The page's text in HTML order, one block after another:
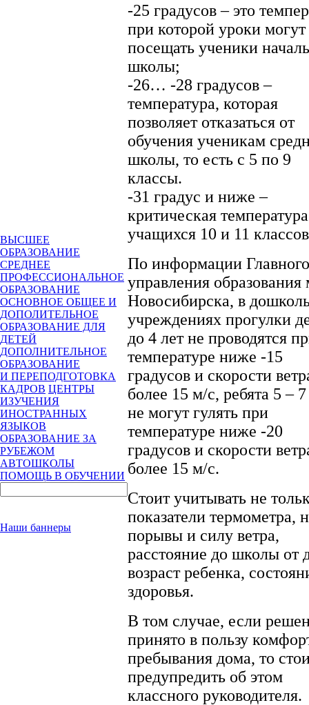
ВЫСШЕЕ
ОБРАЗОВАНИЕ
СРЕДНЕЕ
ПРОФЕССИОНАЛЬНОЕ
ОБРАЗОВАНИЕ
ОСНОВНОЕ ОБЩЕЕ И
ДОПОЛИТЕЛЬНОЕ
ОБРАЗОВАНИЕ ДЛЯ
ДЕТЕЙ
ДОПОЛНИТЕЛЬНОЕ
ОБРАЗОВАНИЕ
И ПЕРЕПОДГОТОВКА
КАДРОВ ЦЕНТРЫ
ИЗУЧЕНИЯ
ИНОСТРАННЫХ
ЯЗЫКОВ
ОБРАЗОВАНИЕ ЗА
РУБЕЖОМ
АВТОШКОЛЫ
ПОМОЩЬ В ОБУЧЕНИИ
Наши баннеры
-25 градусов – это
при которой уроки могут
посещать ученики
школы;
-26… -28 градусов –
температура, которая
позволяет отказаться от
обучения ученикам
школы, то есть с 5 по 9
классы.
-31 градус и ниже –
критическая
учащихся 10 и 11
По информации Главного
управления образования
Новосибирска, в
учреждениях прогулки
до 4 лет не проводятся
температуре ниже -15
градусов и скорости
более 15 м/с, ребята 5 – 7
не могут гулять при
температуре ниже -20
градусов и скорости
более 15 м/с.
Стоит учитывать не
показатели термометра,
порывы и силу ветра,
расстояние до школы от
возраст ребенка,
здоровья.
В том случае, если
принято в пользу
пребывания дома, то
предупредить об этом
классного руководителя.